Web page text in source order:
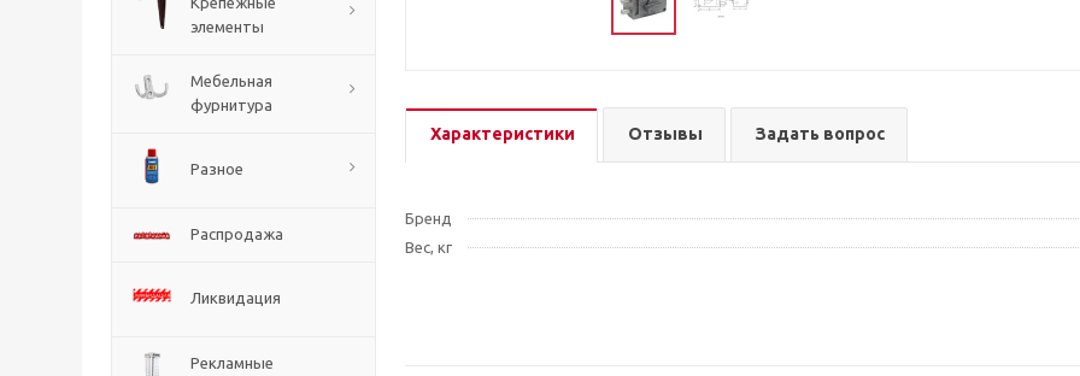
элементы
Мебельная
фурнитура
Разное
Распродажа
Ликвидация
Рекламные
Характеристики Отзывы Задать вопрос
Бренд
Вес, кг